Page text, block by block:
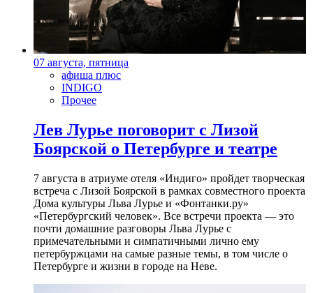
07 августа, пятница
афиша плюс
INDIGO
Прочее
Лев Лурье поговорит с Лизой
Боярской о Петербурге и театре
7 августа в атриуме отеля «Индиго» пройдет творческая
встреча с Лизой Боярской в рамках совместного проекта
Дома культуры Льва Лурье и «Фонтанки.ру»
«Петербургский человек». Все встречи проекта — это
почти домашние разговоры Льва Лурье с
примечательными и симпатичными лично ему
петербуржцами на самые разные темы, в том числе о
Петербурге и жизни в городе на Неве.